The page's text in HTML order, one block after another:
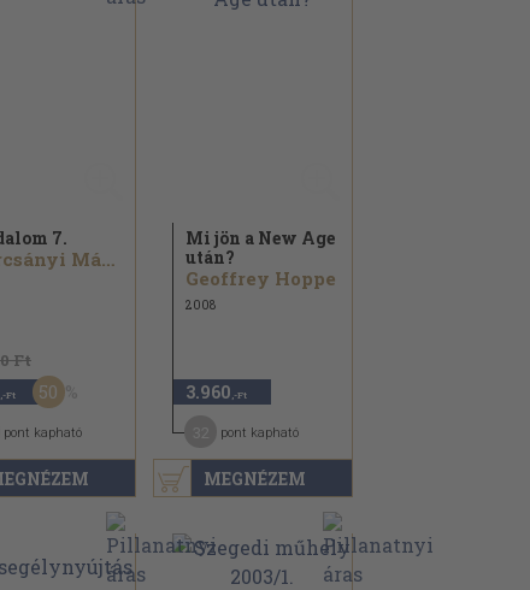
7.
Turcsányi Márta
Ft
,-Ft 50
pont kapható
MEGNÉZEM
Mi jön a New Age
után?
Geoffrey Hoppe
2008
3.960 ,-Ft
pont kapható